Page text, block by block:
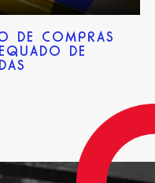
DE COMPRAS
DE